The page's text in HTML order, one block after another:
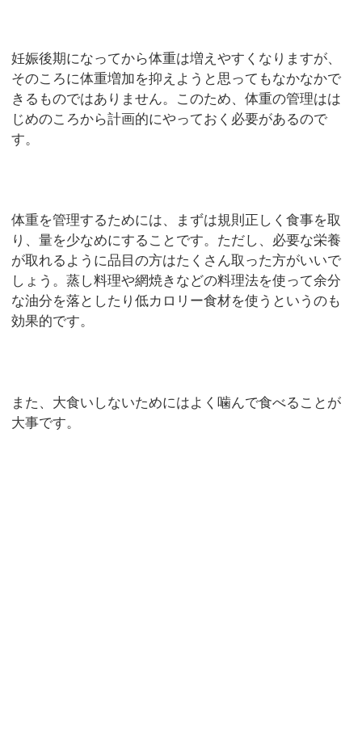
妊娠後期になってから体重は増えやすくなりますが、
そのころに体重増加を抑えようと思ってもなかなかで
きるものではありません。このため、体重の管理はは
じめのころから計画的にやっておく必要があるので
す。
体重を管理するためには、まずは規則正しく食事を取
り、量を少なめにすることです。ただし、必要な栄養
が取れるように品目の方はたくさん取った方がいいで
しょう。蒸し料理や網焼きなどの料理法を使って余分
な油分を落としたり低カロリー食材を使うというのも
効果的です。
また、大食いしないためにはよく噛んで食べることが
大事です。